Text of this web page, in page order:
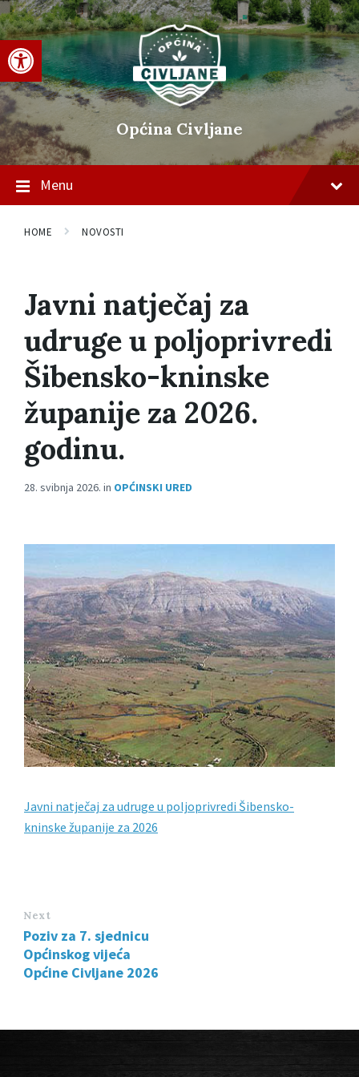
Open toolbar
Skip
to
content
Skip
to
main
navigation
Skip
to
footer
Općina Civljane
Menu
HOME NOVOSTI
Javni natječaj za
udruge u poljoprivredi
Šibensko-kninske
županije za 2026.
godinu.
28. svibnja 2026. in OPĆINSKI URED
Javni natječaj za udruge u poljoprivredi Šibensko-
kninske županije za 2026
Next
Poziv za 7. sjednicu
Općinskog vijeća
Općine Civljane 2026